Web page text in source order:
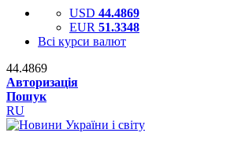
USD 44.4869
EUR 51.3348
Всі курси валют
44.4869
Авторизація
Пошук
RU